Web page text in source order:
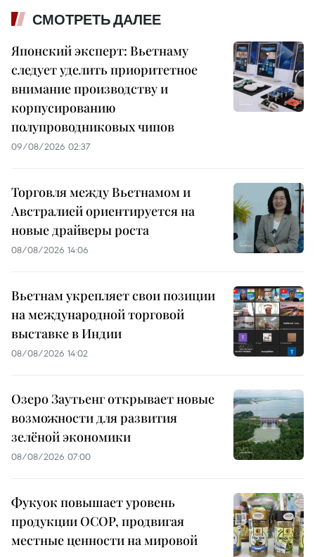
СМОТРЕТЬ ДАЛЕЕ
Японский эксперт: Вьетнаму
следует уделить приоритетное
внимание производству и
корпусированию
полупроводниковых чипов
09/08/2026 02:37
Торговля между Вьетнамом и
Австралией ориентируется на
новые драйверы роста
08/08/2026 14:06
Вьетнам укрепляет свои позиции
на международной торговой
выставке в Индии
08/08/2026 14:02
Озеро Заутьенг открывает новые
возможности для развития
зелёной экономики
08/08/2026 07:00
Фукуок повышает уровень
продукции OCOP, продвигая
местные ценности на мировой